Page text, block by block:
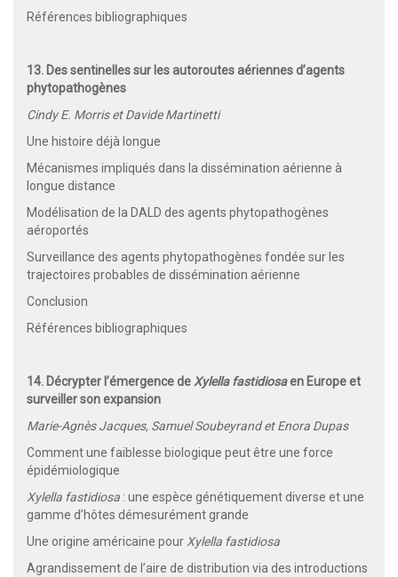
Références bibliographiques
13. Des sentinelles sur les autoroutes aériennes d’agents
phytopathogènes
Cindy E. Morris et Davide Martinetti
Une histoire déjà longue
Mécanismes impliqués dans la dissémination aérienne à
longue distance
Modélisation de la DALD des agents phytopathogènes
aéroportés
Surveillance des agents phytopathogènes fondée sur les
trajectoires probables de dissémination aérienne
Conclusion
Références bibliographiques
14. Décrypter l’émergence deXylella fastidiosaen Europe et
surveiller son expansion
Marie-Agnès Jacques, Samuel Soubeyrand et Enora Dupas
Comment une faiblesse biologique peut être une force
épidémiologique
Xylella fastidiosa : une espèce génétiquement diverse et une
gamme d’hôtes démesurément grande
Une origine américaine pourXylella fastidiosa
Agrandissement de l’aire de distribution via des introductions